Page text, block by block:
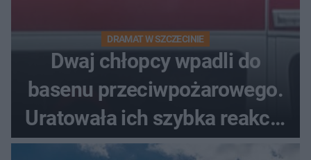
DRAMAT W SZCZECINIE
Dwaj chłopcy wpadli do
basenu przeciwpożarowego.
Uratowała ich szybka reakcja
świadków